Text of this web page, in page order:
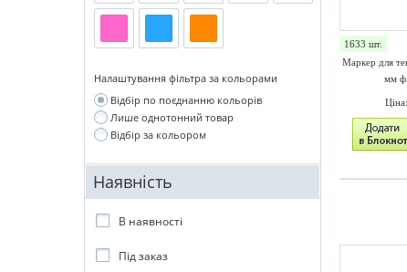
Налаштування фільтра за кольорами
Відбір по поєднанню кольорів
Лише однотонний товар
Відбір за кольором
Наявність
В наявності
Під заказ
1633 шт.
Маркер для
мм
Ціна: